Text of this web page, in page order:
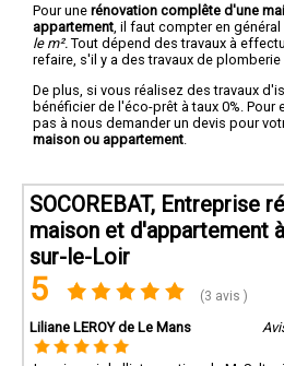
Pour une rénovation complête d'une
appartement , il faut compter en général
le m². Tout dépend des travaux à
refaire, s'il y a des travaux de plomberie
De plus, si vous réalisez des travaux
bénéficier de l'éco-prêt à taux 0%. Pour
pas à nous demander un devis pour
maison ou appartement
SOCOREBAT, Entreprise
maison et d'appartement
sur-le-Loir
5 (3 avis )
Liliane LEROY de Le Mans